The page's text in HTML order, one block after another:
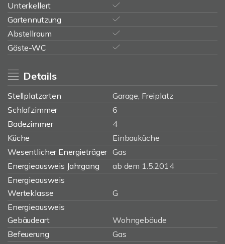
Unterkellert
Gartennutzung
Abstellraum
Gäste-WC
Details
Stellplatzarten
Garage, Freiplatz
Schlafzimmer
6
Badezimmer
4
Küche
Einbauküche
Wesentlicher Energieträger Gas
Energieausweis Jahrgang
ab dem 1.5.2014
Energieausweis
Werteklasse
G
Energieausweis
Gebäudeart
Wohngebäude
Befeuerung
Gas